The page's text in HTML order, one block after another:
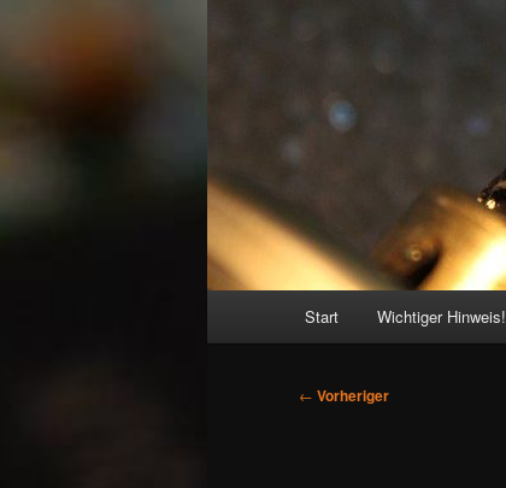
Start Wichtiger Hinweis!
Beitragsnavigation
← Vorheriger